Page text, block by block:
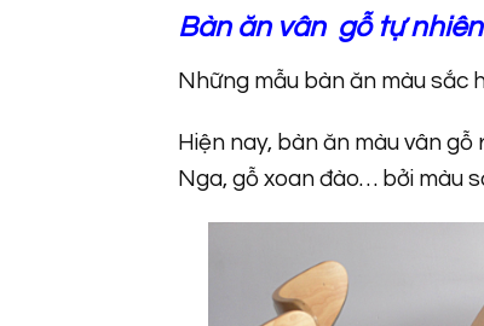
Bàn ăn vân gỗ tự nhiên
Những mẫu bàn ăn màu sắc
Hiện nay, bàn ăn màu vân
Nga, gỗ xoan đào… bởi màu